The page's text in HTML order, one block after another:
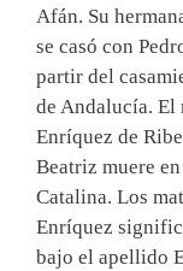
Afán. Su
se casó con
partir del
de Andalucía.
Enríquez de
Beatriz muere
Catalina. Los
Enríquez
bajo el apellido